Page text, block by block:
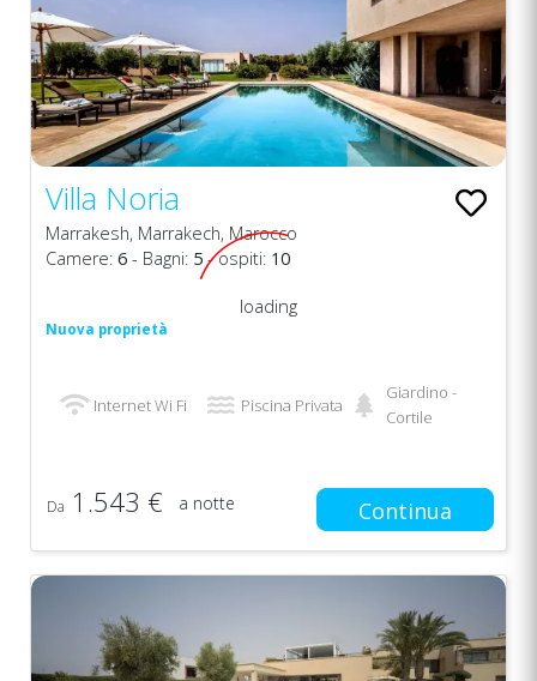
Villa Noria
Marrakesh, Marrakech, Marocco
Camere: 6 - Bagni: 5- ospiti: 10
Nuova proprietà
loading
Internet Wi Fi Piscina Privata
Giardino -
Cortile
Da 1.543 € a notte Continua